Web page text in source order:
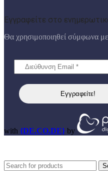
Εγγραφείτε στο
Θα χρησιμοποιηθεί σύμφωνα
with {DE.CO.DE} by